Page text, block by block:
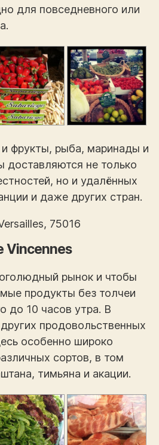
для повседневного или
фрукты, рыба, маринады и
доставляются не только
но и удалённых
и даже других стран.
75016
Vincennes
рынок и чтобы
продукты без толчеи
до 10 часов утра. В
продовольственных
особенно широко
сортов, в том
тимьяна и акации.